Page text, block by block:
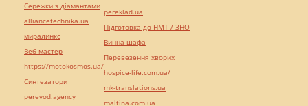
Сережки з діамантами
alliancetechnika.ua
миралинкс
Веб мастер
https://motokosmos.ua/
Синтезатори
perevod.agency
pereklad.ua
Підготовка до НМТ / ЗНО
Винна шафа
Перевезення хворих
hospice-life.com.ua/
mk-translations.ua
maltina.com.ua